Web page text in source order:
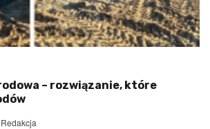
– rozwiązanie, które
Redakcja